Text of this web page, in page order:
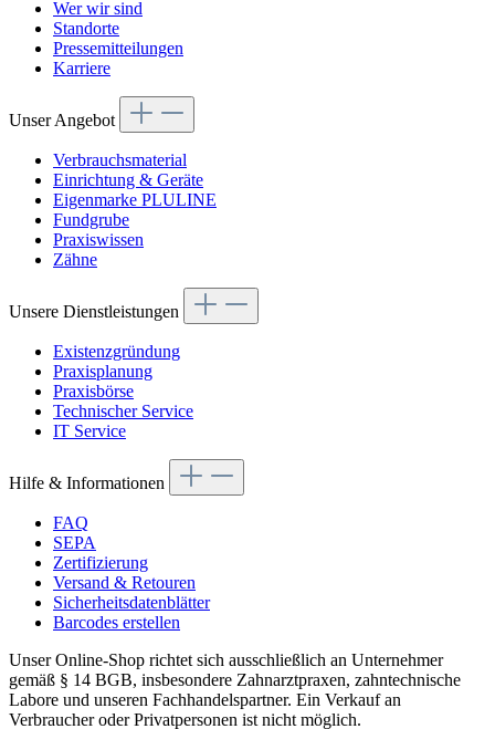
Wer wir sind
Standorte
Pressemitteilungen
Karriere
Unser Angebot
Verbrauchsmaterial
Einrichtung & Geräte
Eigenmarke PLULINE
Fundgrube
Praxiswissen
Zähne
Unsere Dienstleistungen
Existenzgründung
Praxisplanung
Praxisbörse
Technischer Service
IT Service
Hilfe & Informationen
FAQ
SEPA
Zertifizierung
Versand & Retouren
Sicherheitsdatenblätter
Barcodes erstellen
Unser Online-Shop richtet sich ausschließlich an Unternehmer
gemäß § 14 BGB, insbesondere Zahnarztpraxen, zahntechnische
Labore und unseren Fachhandelspartner. Ein Verkauf an
Verbraucher oder Privatpersonen ist nicht möglich.